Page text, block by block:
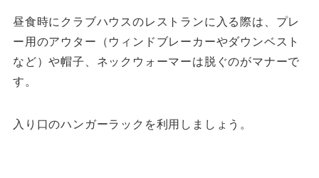
昼食時にクラブハウスのレストランに入る際は、プレ
ー用のアウター（ウィンドブレーカーやダウンベスト
など）や帽子、ネックウォーマーは脱ぐのがマナーで
す。
入り口のハンガーラックを利用しましょう。